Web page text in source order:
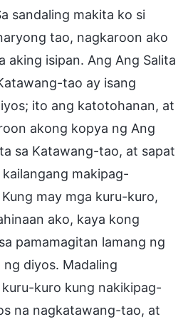
sandaling makita ko si
tao, nagkaroon ako
aking isipan. Ang Ang Salita
tao ay isang
ito ang katotohanan, at
akong kopya ng Ang
sa Katawang-tao, at sapat
makipag-
may mga kuru-kuro,
ako, kaya kong
pamamagitan lamang ng
diyos. Madaling
kuro kung nakikipag-
na nagkatawang-tao, at